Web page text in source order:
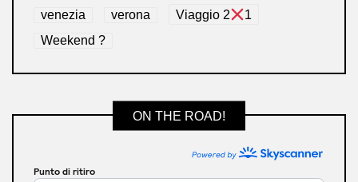
venezia verona Viaggio 2
1
Weekend ?
ON THE ROAD!